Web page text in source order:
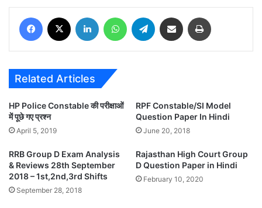
Facebook LinkedIn WhatsAppTelegram Share via Email
Related Articles
HP Police Constable की परीक्षाओं
में पूछे गए प्रश्न
April 5, 2019
RPF Constable/SI Model
Question Paper In Hindi
June 20, 2018
RRB Group D Exam Analysis
& Reviews 28th September
2018 – 1st,2nd,3rd Shifts
September 28, 2018
Rajasthan High Court Group
D Question Paper in Hindi
February 10, 2020